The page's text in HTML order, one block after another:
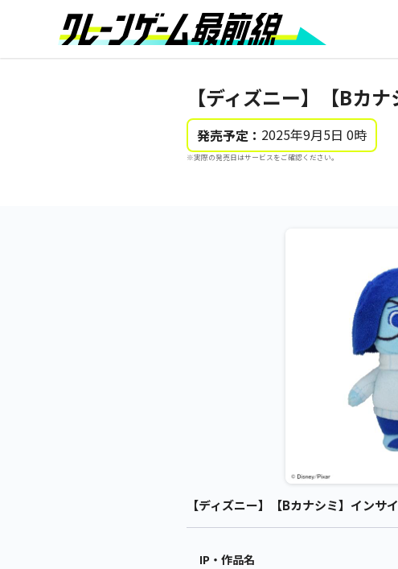
【ディズニー】【Bカ
発売予定： 2025年9月5日 0時
※実際の発売日はサービスをご確認ください。
【ディズニー】【Bカナシミ】イン
IP・作品名